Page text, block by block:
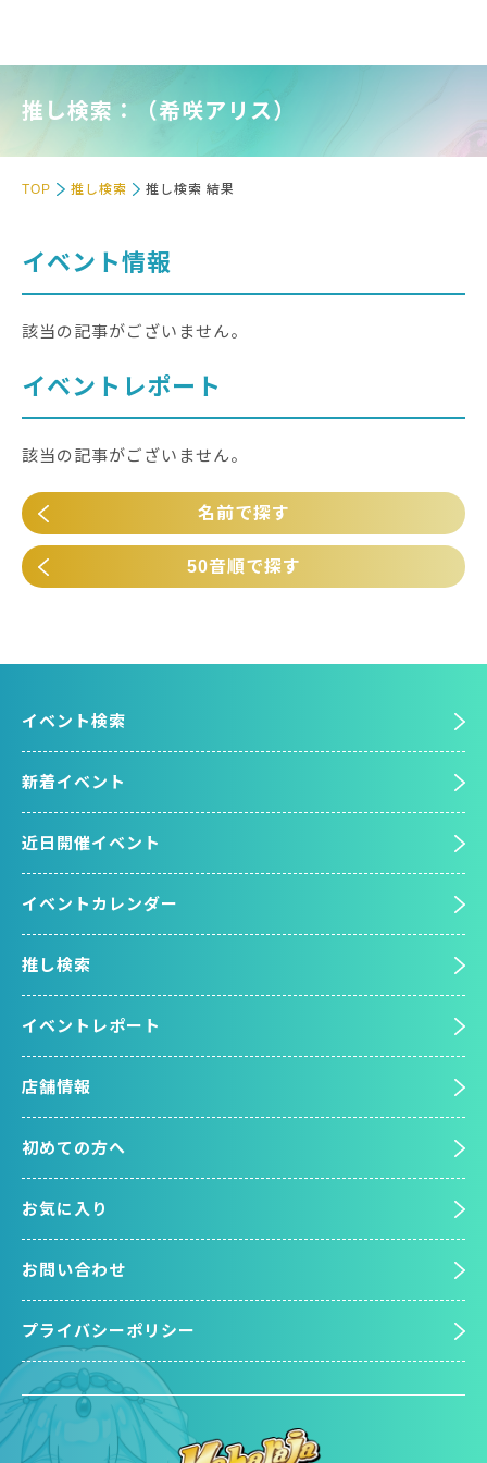
推し検索：（希咲アリス）
TOP 推し検索 推し検索 結果
イベント情報
該当の記事がございません。
イベントレポート
該当の記事がございません。
名前で探す
50音順で探す
イベント検索
新着イベント
近日開催イベント
イベントカレンダー
推し検索
イベントレポート
店舗情報
初めての方へ
お気に入り
お問い合わせ
プライバシーポリシー